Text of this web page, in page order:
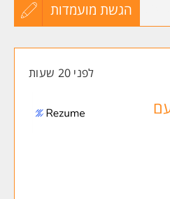
הגשת מועמדות
עדכון
לפני 20 שעות